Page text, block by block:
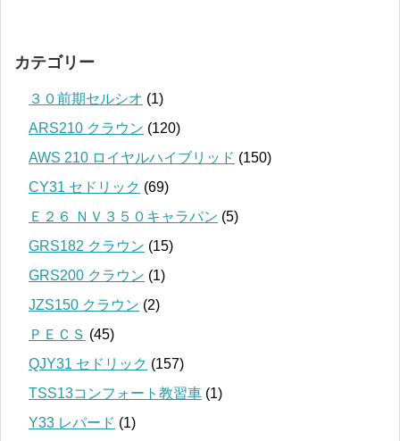
カテゴリー
３０前期セルシオ (1)
ARS210 クラウン (120)
AWS 210 ロイヤルハイブリッド (150)
CY31 セドリック (69)
Ｅ２６ ＮＶ３５０キャラバン (5)
GRS182 クラウン (15)
GRS200 クラウン (1)
JZS150 クラウン (2)
ＰＥＣＳ (45)
QJY31 セドリック (157)
TSS13コンフォート教習車 (1)
Y33 レパード (1)